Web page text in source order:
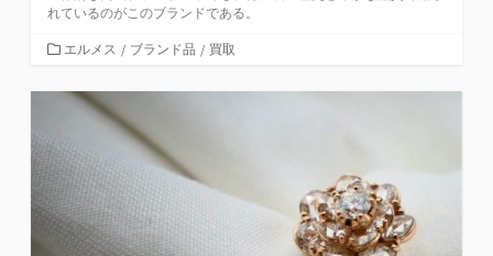
れているのがこのブランドである。
カ
ゴ
エルメス / ブランド品 / 買取